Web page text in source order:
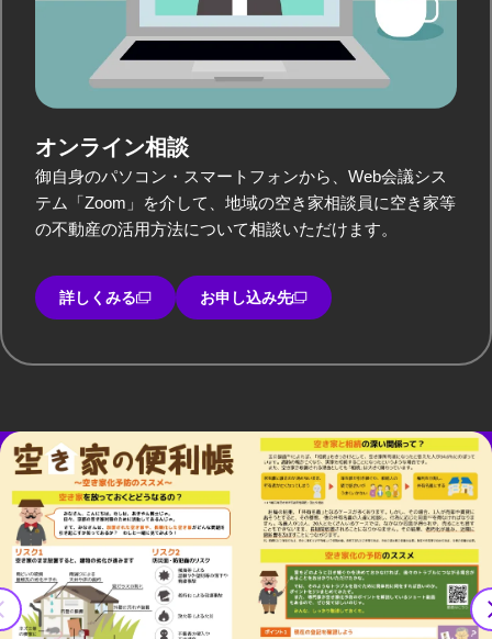
オンライン相談
御自身のパソコン・スマートフォンから、Web会議シス
テム「Zoom」を介して、地域の空き家相談員に空き家等
の不動産の活用方法について相談いただけます。
詳しくみる お申し込み先